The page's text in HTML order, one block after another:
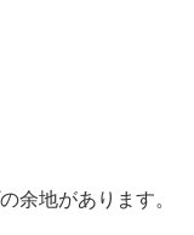
余地があります。